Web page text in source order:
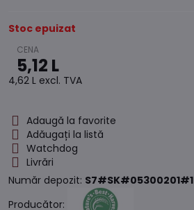
Stoc epuizat
5,12 L
4,62 L excl. TVA
Adaugă la favorite
Adăugați la listă
Watchdog
Livrări
Număr depozit: S7#SK#05300201#1
Producător: